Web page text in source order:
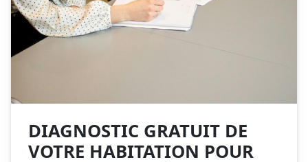
DIAGNOSTIC GRATUIT DE
VOTRE HABITATION POUR